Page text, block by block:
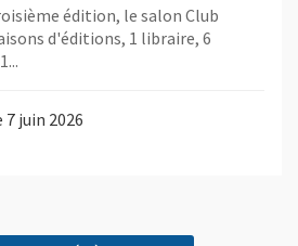
édition, le salon Club
d'éditions, 1 libraire, 6
7 juin 2026